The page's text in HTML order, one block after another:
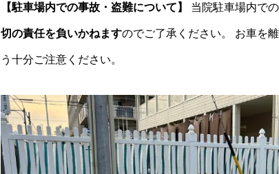
【駐車場内での事故・盗難について】 当院駐車場内で
切の責任を負いかねますのでご了承ください。 お車を
う十分ご注意ください。